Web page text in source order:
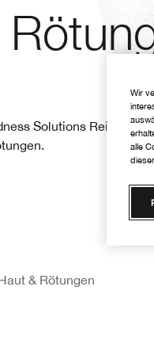
Solutions Reihe
& Rötungen
Wir
alle